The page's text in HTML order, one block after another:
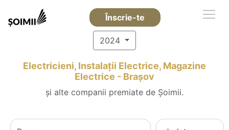
Înscrie-te
2024
Electricieni, Instalații Electrice, Magazine
Electrice - Braşov
și alte companii premiate de Șoimii.